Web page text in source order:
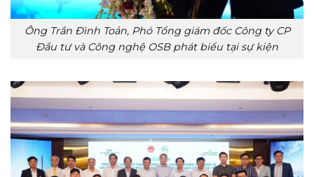
Ông Trần Đình Toản, Phó Tổng giám đốc Công ty CP
Đầu tư và Công nghệ OSB phát biểu tại sự kiện